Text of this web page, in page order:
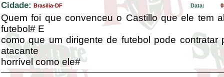
Cidade: Brasilia-DF Data:
Quem foi que convenceu o Castillo que ele tem
futebol# E
como que um dirigente de futebol pode contratar
atacante
horrível como ele#